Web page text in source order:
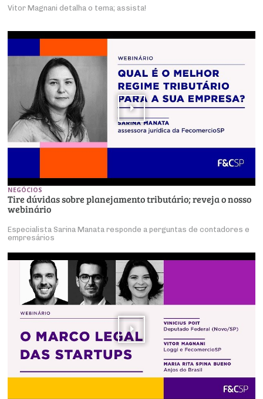
Vitor Magnani detalha o tema; assista!
NEGÓCIOS
Tire dúvidas sobre planejamento tributário; reveja o nosso
webinário
Especialista Sarina Manata responde a perguntas de contadores e
empresários